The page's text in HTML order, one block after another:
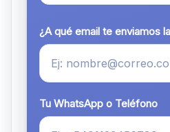
¿A qué email te enviamos
Tu WhatsApp o Teléfono